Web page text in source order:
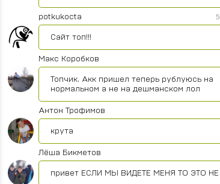
potkukocta
Сайт топ!!!
Макс Коробков
Топчик. Акк пришел теперь рублуюсь на
нормальном а не на дешманском лол
Антон Трофимов
крута
Лёша Бикметов
привет ЕСЛИ МЫ ВИДЕТЕ МЕНЯ ТО ЭТО